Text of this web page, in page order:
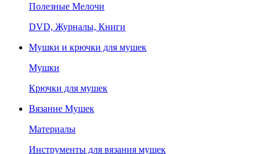
Полезные Мелочи
DVD, Журналы, Книги
Мушки и крючки для мушек
Мушки
Крючки для мушек
Вязание Мушек
Материалы
Инструменты для вязания мушек